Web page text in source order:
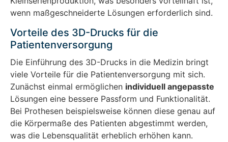
wenn maßgeschneiderte Lösungen erforderlich sind.
Vorteile des 3D-Drucks für die
Patientenversorgung
Die Einführung des 3D-Drucks in die Medizin bringt
viele Vorteile für die Patientenversorgung mit sich.
Zunächst einmal ermöglichen individuell angepasste
Lösungen eine bessere Passform und Funktionalität.
Bei Prothesen beispielsweise können diese genau auf
die Körpermaße des Patienten abgestimmt werden,
was die Lebensqualität erheblich erhöhen kann.